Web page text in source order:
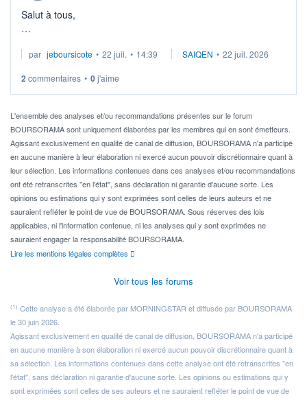
Salut à tous,
via un ETF plutôt que des actions individuelles.
Idéalement, je voudrais qu'il soit éligible au PEA.
Pour l' ...
par jeboursicote • 22 juil. • 14:39 SAIQEN • 22 juil. 2026
2 commentaires • 0j'aime
L'ensemble des analyses et/ou recommandations présentes sur le forum
BOURSORAMA sont uniquement élaborées par les membres qui en sont émetteurs.
Agissant exclusivement en qualité de canal de diffusion, BOURSORAMA n'a participé
en aucune manière à leur élaboration ni exercé aucun pouvoir discrétionnaire quant à
leur sélection. Les informations contenues dans ces analyses et/ou recommandations
ont été retranscrites "en l'état", sans déclaration ni garantie d'aucune sorte. Les
opinions ou estimations qui y sont exprimées sont celles de leurs auteurs et ne
sauraient refléter le point de vue de BOURSORAMA. Sous réserves des lois
applicables, ni l'information contenue, ni les analyses qui y sont exprimées ne
sauraient engager la responsabilité BOURSORAMA.
Lire les mentions légales complètes
Voir tous les forums
(1) Cette analyse a été élaborée par MORNINGSTAR et diffusée par BOURSORAMA
le 30 juin 2026.
Agissant exclusivement en qualité de canal de diffusion, BOURSORAMA n'a participé
en aucune manière à son élaboration ni exercé aucun pouvoir discrétionnaire quant à
sa sélection. Les informations contenues dans cette analyse ont été retranscrites "en
l'état", sans déclaration ni garantie d'aucune sorte. Les opinions ou estimations qui y
sont exprimées sont celles de ses auteurs et ne sauraient refléter le point de vue de